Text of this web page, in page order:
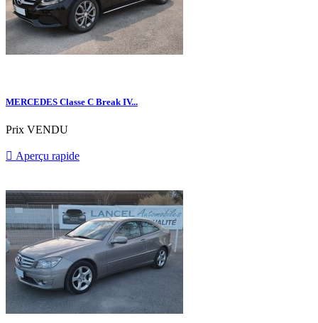
MERCEDES Classe C Break IV...
Prix VENDU
 Aperçu rapide